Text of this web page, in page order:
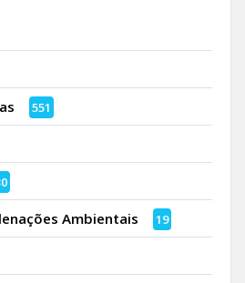
551
Ambientais 19